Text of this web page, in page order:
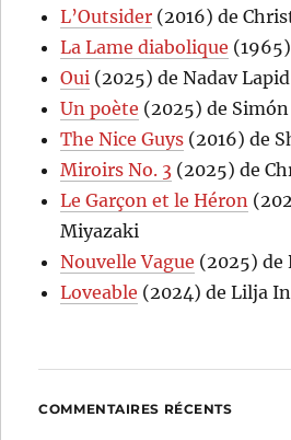
L’Outsider (2016) de
La Lame diabolique
Oui (2025) de Nadav Lapid
Un poète (2025) de
The Nice Guys (2016) de
Miroirs No. 3 (2025) de
Le Garçon et le Héron
Miyazaki
Nouvelle Vague (2025) de
Loveable (2024) de Lilja
COMMENTAIRES RÉCENTS